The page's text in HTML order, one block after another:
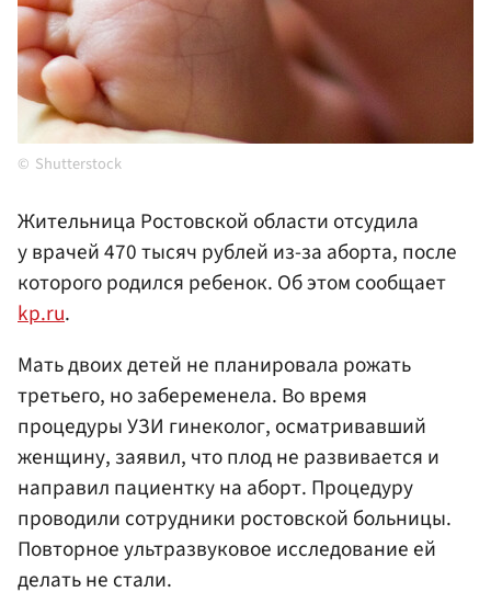
Shutterstock
Жительница Ростовской области отсудила
у врачей 470 тысяч рублей из-за аборта, после
которого родился ребенок. Об этом сообщает
kp.ru.
Мать двоих детей не планировала рожать
третьего, но забеременела. Во время
процедуры УЗИ гинеколог, осматривавший
женщину, заявил, что плод не развивается и
направил пациентку на аборт. Процедуру
проводили сотрудники ростовской больницы.
Повторное ультразвуковое исследование ей
делать не стали.